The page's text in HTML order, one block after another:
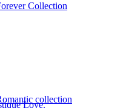
Love.
Collection
collection